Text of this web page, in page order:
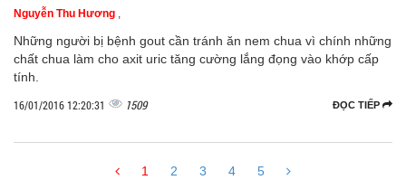
Nguyễn Thu Hương ,
Những người bị bệnh gout cần tránh ăn nem chua vì chính những
chất chua làm cho axit uric tăng cường lắng đọng vào khớp cấp
tính.
ĐỌC TIẾP
16/01/2016 12:20:31 1509
1 2 3 4 5